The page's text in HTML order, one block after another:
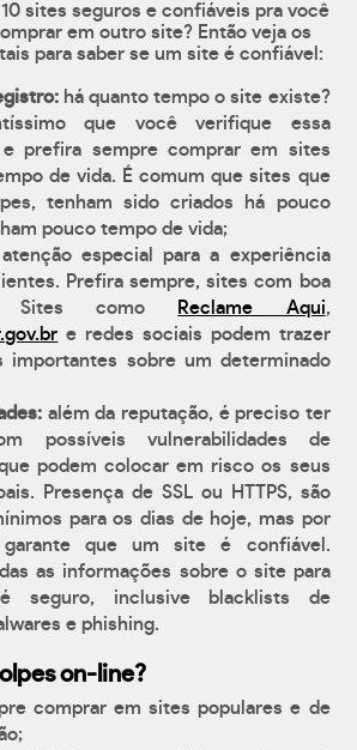
sites seguros e confiáveis pra você
em outro site? Então veja os
para saber se um site é confiável:
há quanto tempo o site existe?
que você verifique essa
e prefira sempre comprar em sites
de vida. É comum que sites que
tenham sido criados há pouco
pouco tempo de vida;
atenção especial para a experiência
Prefira sempre, sites com boa
Sites como
Reclame Aqui,
e redes sociais podem trazer
importantes sobre um determinado
além da reputação, é preciso ter
possíveis vulnerabilidades de
podem colocar em risco os seus
Presença de SSL ou HTTPS, são
para os dias de hoje, mas por
que um site é confiável.
as informações sobre o site para
seguro, inclusive blacklists de
e phishing.
on-line?
comprar em sites populares e de